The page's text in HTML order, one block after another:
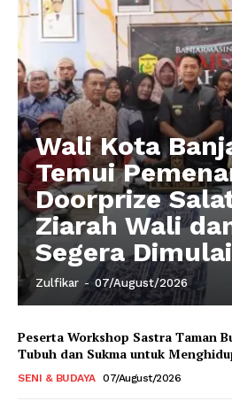
Wali Kota
Temui
Doorprize
Ziarah Wali
Segera Dimulai
Zulfikar - 07/August/2026
Peserta Workshop Sastra Taman
Tubuh dan Sukma untuk
SENI & BUDAYA 07/August/2026